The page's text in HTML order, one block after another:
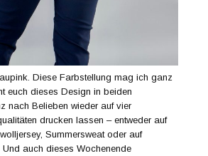
Diese Farbstellung mag ich ganz
euch dieses Design in beiden
nach Belieben wieder auf vier
drucken lassen – entweder auf
Summersweat oder auf
Und auch dieses Wochenende